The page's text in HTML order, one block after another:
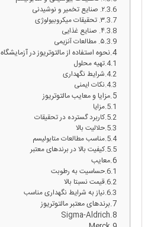
۲. صنایع تخمیر و نوشیدنی
۳. تحقیقات میکروبیولوژی
۴. صنایع غذایی
۵. مطالعات آنزیمی
نحوه استفاده از مالتوتریوز در آزمایشگاه
تهیه محلول
شرایط نگهداری
نکات ایمنی
مزایا و معایب مالتوتریوز
مزایا
کاربرد گسترده در تحقیقات
حلالیت بالا
مناسب مطالعات متابولیسم
کیفیت بالا در برندهای معتبر
معایب
حساسیت به رطوبت
قیمت نسبتا بالا
نیاز به شرایط نگهداری مناسب
برندهای معتبر مالتوتریوز
Sigma-Aldrich